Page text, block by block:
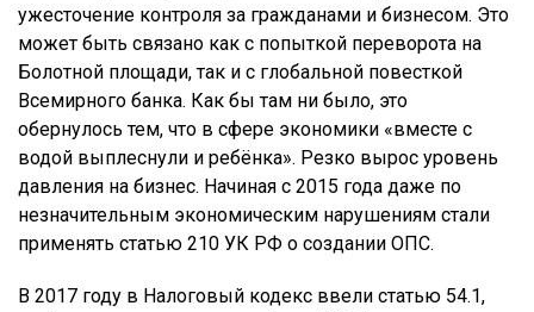
ужесточение контроля за гражданами и бизнесом. Это
может быть связано как с попыткой переворота на
Болотной площади, так и с глобальной повесткой
Всемирного банка. Как бы там ни было, это
обернулось тем, что в сфере экономики «вместе с
водой выплеснули и ребёнка». Резко вырос уровень
давления на бизнес. Начиная с 2015 года даже по
незначительным экономическим нарушениям стали
применять статью 210 УК РФ о создании ОПС.
В 2017 году в Налоговый кодекс ввели статью 54.1,